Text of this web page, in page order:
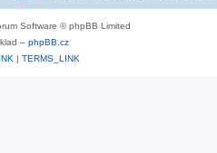
Software © phpBB Limited
– phpBB.cz
| TERMS_LINK